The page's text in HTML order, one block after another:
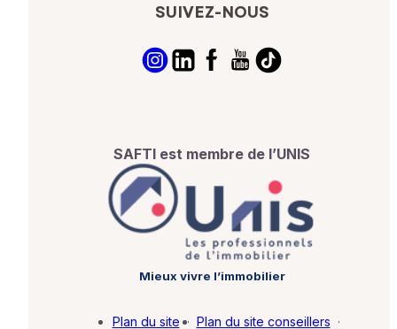
SUIVEZ-NOUS
SAFTI est membre de l’UNIS
Mieux vivre l’immobilier
Plan du site · Plan du site conseillers ·